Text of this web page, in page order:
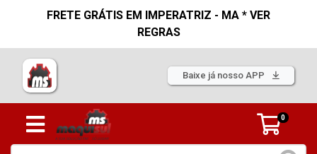
FRETE GRÁTIS EM IMPERATRIZ - MA * VER
REGRAS
Baixe já nosso APP
0